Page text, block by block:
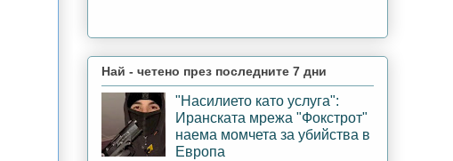
Най - четено през последните 7 дни
"Насилието като услуга":
Иранската мрежа "Фокстрот"
наема момчета за убийства в
Европа